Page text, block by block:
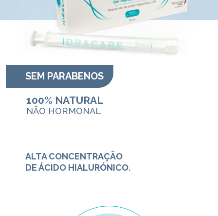
SEM PARABENOS
100% NATURAL
NÃO HORMONAL
ALTA CONCENTRAÇÃO
DE ÁCIDO HIALURÓNICO.